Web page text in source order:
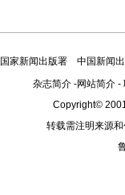
国家新闻出版署
中国新闻
杂志简介-网站简介-
Copyright©
转载需注明来源